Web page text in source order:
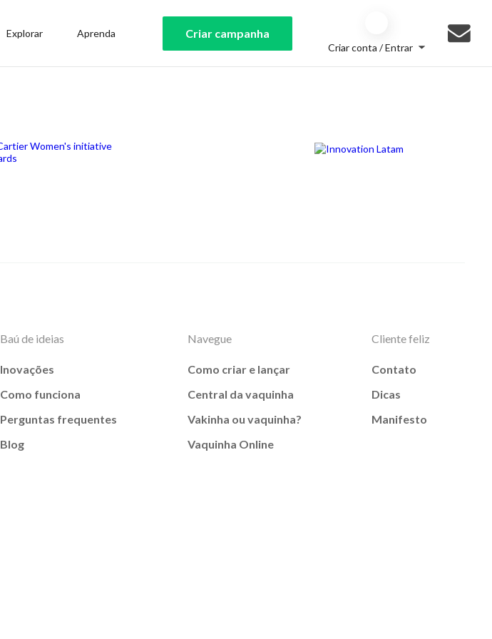
Explorar Aprenda Criar campanha
Criar conta / Entrar
Baú de ideias
Inovações
Como funciona
Perguntas frequentes
Blog
Navegue
Como criar e lançar
Central da vaquinha
Vakinha ou vaquinha?
Vaquinha Online
Cliente feliz
Contato
Dicas
Manifesto